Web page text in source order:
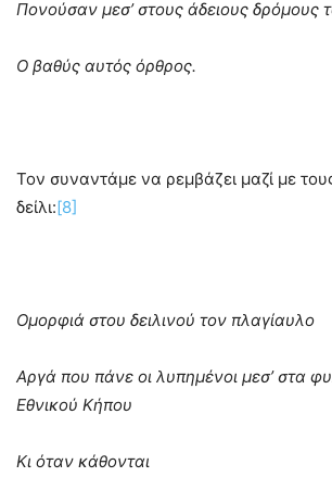
Πονούσαν μεσ’ στους άδειους δρόμους
Ο βαθύς αυτός όρθρος.
Τον συναντάμε να ρεμβάζει μαζί με
δείλι:[8]
Ομορφιά στου δειλινού τον πλαγίαυλο
Αργά που πάνε οι λυπημένοι μεσ’ στα
Εθνικού Κήπου
Κι όταν κάθονται